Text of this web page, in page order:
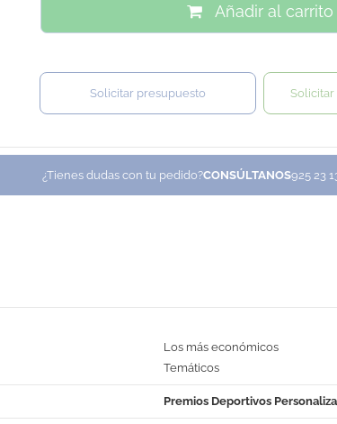
Añadir al carrito
Solicitar presupuesto Solicitar
¿Tienes dudas con tu pedido?CONSÚLTANOS925 23
Los más económicos
Temáticos
Premios Deportivos